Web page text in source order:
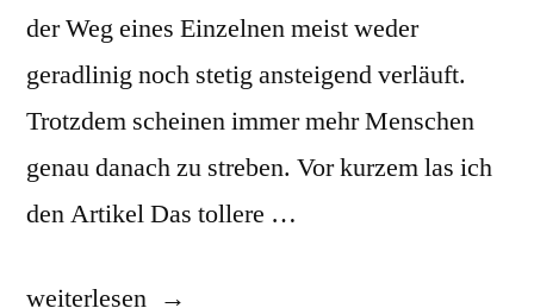
der Weg eines Einzelnen meist weder
geradlinig noch stetig ansteigend verläuft.
Trotzdem scheinen immer mehr Menschen
genau danach zu streben. Vor kurzem las ich
den Artikel Das tollere …
„Menscheln
weiterlesen